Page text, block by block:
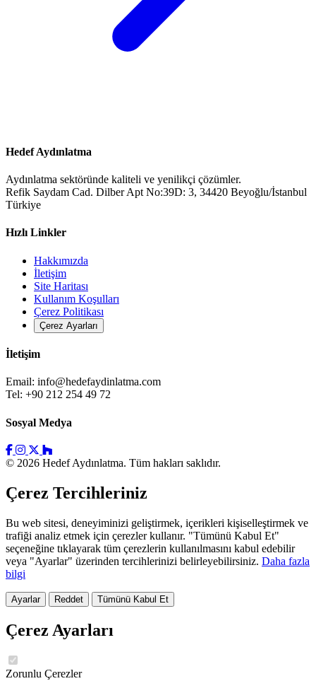
Hedef Aydınlatma
Aydınlatma sektöründe kaliteli ve yenilikçi çözümler.
Refik Saydam Cad. Dilber Apt No:39D: 3, 34420 Beyoğlu/İstanbul
Türkiye
Hızlı Linkler
Hakkımızda
İletişim
Site Haritası
Kullanım Koşulları
Çerez Politikası
Çerez Ayarları
İletişim
Email: info@hedefaydinlatma.com
Tel: +90 212 254 49 72
Sosyal Medya
© 2026 Hedef Aydınlatma. Tüm hakları saklıdır.
Çerez Tercihleriniz
Bu web sitesi, deneyiminizi geliştirmek, içerikleri kişiselleştirmek ve
trafiği analiz etmek için çerezler kullanır. "Tümünü Kabul Et"
seçeneğine tıklayarak tüm çerezlerin kullanılmasını kabul edebilir
veya "Ayarlar" üzerinden tercihlerinizi belirleyebilirsiniz. Daha fazla
bilgi
Ayarlar Reddet Tümünü Kabul Et
Çerez Ayarları
Zorunlu Çerezler